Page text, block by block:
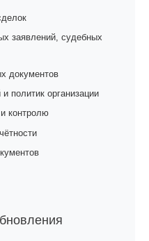
заявлений, судебных
документов
политик организации
контролю